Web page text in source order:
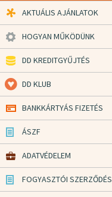
AKTUÁLIS AJÁNLATOK
HOGYAN MŰKÖDÜNK
DD KREDITGYŰJTÉS
DD KLUB
BANKKÁRTYÁS FIZETÉS
ÁSZF
ADATVÉDELEM
FOGYASZTÓI SZERZŐDÉS